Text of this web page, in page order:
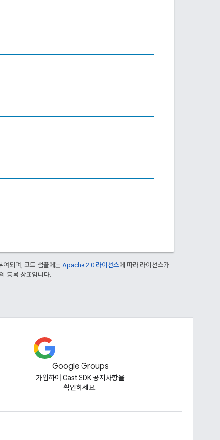
여되며, 코드 샘플에는 Apache 2.0 라이선스에 따라 라이선스가
등록 상표입니다.
Google Groups
가입하여 Cast SDK 공지사항을
확인하세요.